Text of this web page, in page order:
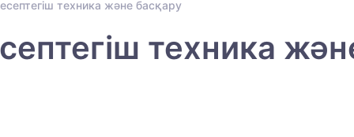
техника және басқару
техника